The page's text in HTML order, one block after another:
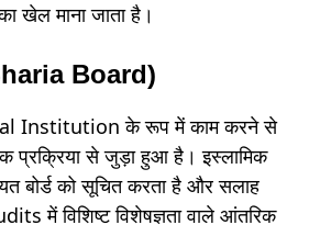
खेल माना जाता है।
Board)
Institution के रूप में काम करने से
प्रक्रिया से जुड़ा हुआ है। इस्लामिक
बोर्ड को सूचित करता है और सलाह
में विशिष्ट विशेषज्ञता वाले आंतरिक